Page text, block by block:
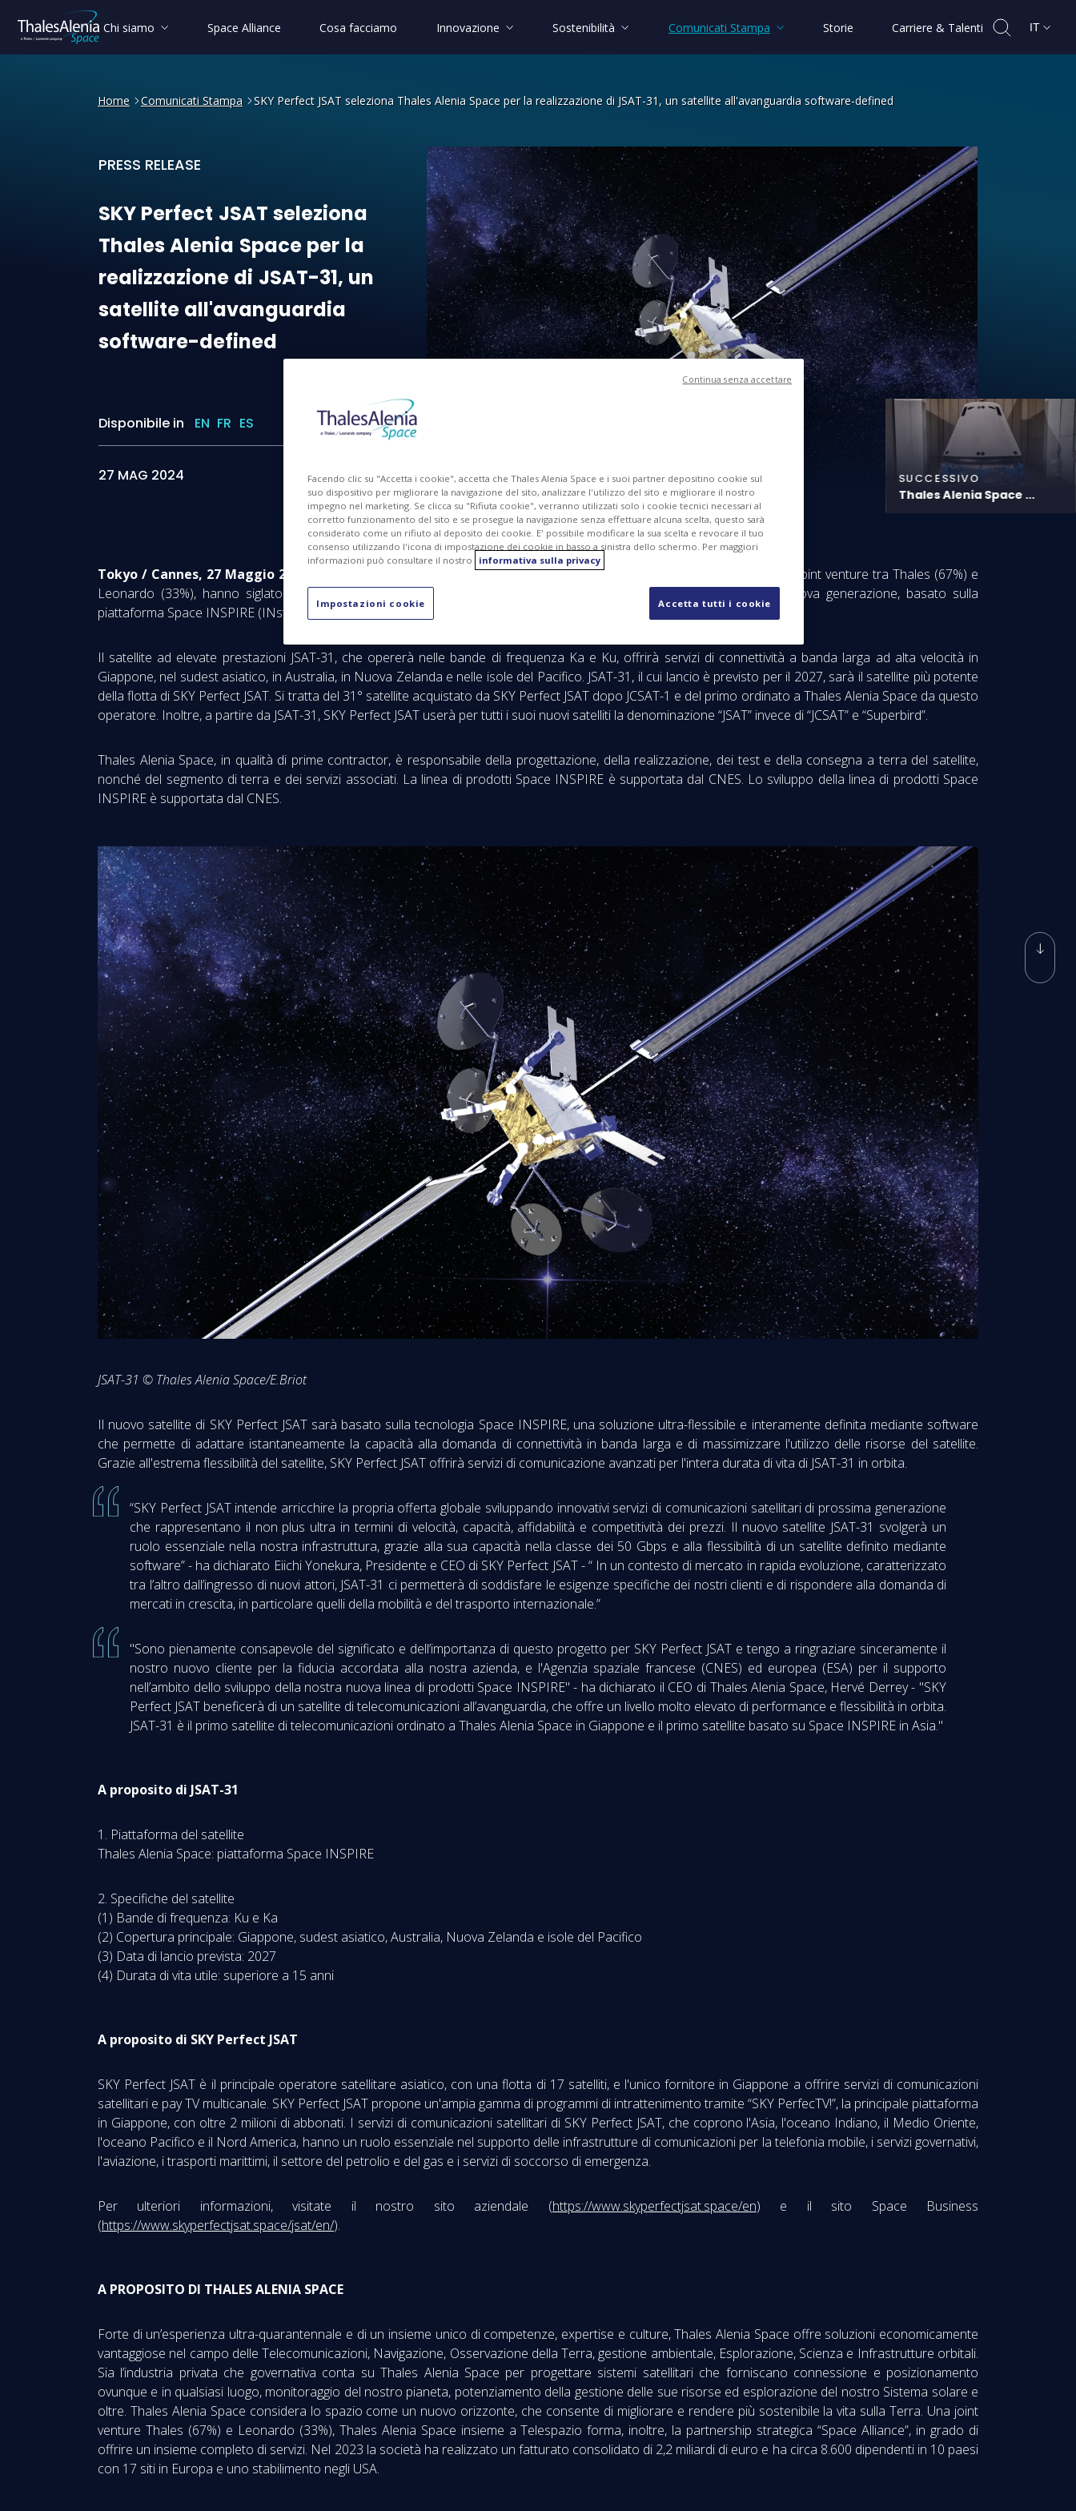
Chi siamo Space Alliance Cosa facciamo Innovazione Sostenibilità Comunicati Stampa Storie Carriere & Talenti IT
Home Comunicati Stampa SKY Perfect JSAT seleziona Thales Alenia Space per la realizzazione di JSAT-31, un satellite all'avanguardia software-defined
PRESS RELEASE
SKY Perfect JSAT seleziona Thales Alenia Space per la realizzazione di JSAT-31, un satellite
SKY Perfect JSAT seleziona
ThalesAlenia Space per la
realizzazione di JSAT-31, un
satellite all'avanguardia
software-defined
Disponibile in EN FR ES IMG PDF
27 MAG 2024 SUCCESSIVO
Thales Alenia Space ...
Tokyo / Cannes, 27 Maggio 2024 -
SKY Perfect JSAT, il principale operatore satellitare asiatico, e Thales Alenia Space, joint venture tra Thales (67%) e
Leonardo (33%), hanno siglato oggi un contratto per la realizzazione di JSAT-31, un satellite software-defined di nuova generazione, basato sulla
piattaforma Space INSPIRE (INstant SPace In-orbit REconfiguration) di Thales Alenia Space.
Il satellite ad elevate prestazioni JSAT-31, che opererà nelle bande di frequenza Ka e Ku, offrirà servizi di connettività a banda larga ad alta velocità in
Giappone, nel sudest asiatico, in Australia, in Nuova Zelanda e nelle isole del Pacifico. JSAT-31, il cui lancio è previsto per il 2027, sarà il satellite più potente
della flotta di SKY Perfect JSAT. Si tratta del 31° satellite acquistato da SKY Perfect JSAT dopo JCSAT-1 e del primo ordinato a Thales Alenia Space da questo
operatore. Inoltre, a partire da JSAT-31, SKY Perfect JSAT userà per tutti i suoi nuovi satelliti la denominazione “JSAT” invece di “JCSAT” e “Superbird”.
Thales Alenia Space, in qualità di prime contractor, è responsabile della progettazione, della realizzazione, dei test e della consegna a terra del satellite,
nonché del segmento di terra e dei servizi associati. La linea di prodotti Space INSPIRE è supportata dal CNES. Lo sviluppo della linea di prodotti Space
INSPIRE è supportata dal CNES.
JSAT-31 © Thales Alenia Space/E.Briot
Il nuovo satellite di SKY Perfect JSAT sarà basato sulla tecnologia Space INSPIRE, una soluzione ultra-flessibile e interamente definita mediante software
che permette di adattare istantaneamente la capacità alla domanda di connettività in banda larga e di massimizzare l'utilizzo delle risorse del satellite.
Grazie all'estrema flessibilità del satellite, SKY Perfect JSAT offrirà servizi di comunicazione avanzati per l'intera durata di vita di JSAT-31 in orbita.
“SKY Perfect JSAT intende arricchire la propria offerta globale sviluppando innovativi servizi di comunicazioni satellitari di prossima generazione
che rappresentano il non plus ultra in termini di velocità, capacità, affidabilità e competitività dei prezzi. Il nuovo satellite JSAT-31 svolgerà un
ruolo essenziale nella nostra infrastruttura, grazie alla sua capacità nella classe dei 50 Gbps e alla flessibilità di un satellite definito mediante
software” - ha dichiarato Eiichi Yonekura, Presidente e CEO di SKY Perfect JSAT - “ In un contesto di mercato in rapida evoluzione, caratterizzato
tra l’altro dall’ingresso di nuovi attori, JSAT-31 ci permetterà di soddisfare le esigenze specifiche dei nostri clienti e di rispondere alla domanda di
mercati in crescita, in particolare quelli della mobilità e del trasporto internazionale.”
"Sono pienamente consapevole del significato e dell’importanza di questo progetto per SKY Perfect JSAT e tengo a ringraziare sinceramente il
nostro nuovo cliente per la fiducia accordata alla nostra azienda, e l'Agenzia spaziale francese (CNES) ed europea (ESA) per il supporto
nell’ambito dello sviluppo della nostra nuova linea di prodotti Space INSPIRE" - ha dichiarato il CEO di Thales Alenia Space, Hervé Derrey - "SKY
Perfect JSAT beneficerà di un satellite di telecomunicazioni all’avanguardia, che offre un livello molto elevato di performance e flessibilità in orbita.
JSAT-31 è il primo satellite di telecomunicazioni ordinato a Thales Alenia Space in Giappone e il primo satellite basato su Space INSPIRE in Asia."
A proposito di JSAT-31
1. Piattaforma del satellite
Thales Alenia Space: piattaforma Space INSPIRE
2. Specifiche del satellite
(1) Bande di frequenza: Ku e Ka
(2) Copertura principale: Giappone, sudest asiatico, Australia, Nuova Zelanda e isole del Pacifico
(3) Data di lancio prevista: 2027
(4) Durata di vita utile: superiore a 15 anni
A proposito di SKY Perfect JSAT
SKY Perfect JSAT è il principale operatore satellitare asiatico, con una flotta di 17 satelliti, e l'unico fornitore in Giappone a offrire servizi di comunicazioni
satellitari e pay TV multicanale. SKY Perfect JSAT propone un'ampia gamma di programmi di intrattenimento tramite “SKY PerfecTV!”, la principale piattaforma
in Giappone, con oltre 2 milioni di abbonati. I servizi di comunicazioni satellitari di SKY Perfect JSAT, che coprono l'Asia, l'oceano Indiano, il Medio Oriente,
l'oceano Pacifico e il Nord America, hanno un ruolo essenziale nel supporto delle infrastrutture di comunicazioni per la telefonia mobile, i servizi governativi,
l'aviazione, i trasporti marittimi, il settore del petrolio e del gas e i servizi di soccorso di emergenza.
Per ulteriori informazioni, visitate il nostro sito aziendale (https://www.skyperfectjsat.space/en) e il sito Space Business
(https://www.skyperfectjsat.space/jsat/en/).
A PROPOSITO DI THALES ALENIA SPACE
Forte di un’esperienza ultra-quarantennale e di un insieme unico di competenze, expertise e culture, Thales Alenia Space offre soluzioni economicamente
vantaggiose nel campo delle Telecomunicazioni, Navigazione, Osservazione della Terra, gestione ambientale, Esplorazione, Scienza e Infrastrutture orbitali.
Sia l’industria privata che governativa conta su Thales Alenia Space per progettare sistemi satellitari che forniscano connessione e posizionamento
ovunque e in qualsiasi luogo, monitoraggio del nostro pianeta, potenziamento della gestione delle sue risorse ed esplorazione del nostro Sistema solare e
oltre. Thales Alenia Space considera lo spazio come un nuovo orizzonte, che consente di migliorare e rendere più sostenibile la vita sulla Terra. Una joint
venture Thales (67%) e Leonardo (33%), Thales Alenia Space insieme a Telespazio forma, inoltre, la partnership strategica “Space Alliance”, in grado di
offrire un insieme completo di servizi. Nel 2023 la società ha realizzato un fatturato consolidato di 2,2 miliardi di euro e ha circa 8.600 dipendenti in 10 paesi
con 17 siti in Europa e uno stabilimento negli USA.
Facendo clic su "Accetta i cookie", accetta che Thales Alenia Space e i suoi partner depositino cookie sul
suo dispositivo per migliorare la navigazione del sito, analizzare l'utilizzo del sito e migliorare il nostro
impegno nel marketing. Se clicca su "Rifiuta cookie", verranno utilizzati solo i cookie tecnici necessari al
corretto funzionamento del sito e se prosegue la navigazione senza effettuare alcuna scelta, questo sarà
considerato come un rifiuto al deposito dei cookie. E' possibile modificare la sua scelta e revocare il tuo
consenso utilizzando l'icona di impostazione dei cookie in basso a sinistra dello schermo. Per maggiori
informazioni può consultare il nostro
informativa sulla privacy
Impostazioni cookie Accetta tutti i cookie
Continua senza accettare